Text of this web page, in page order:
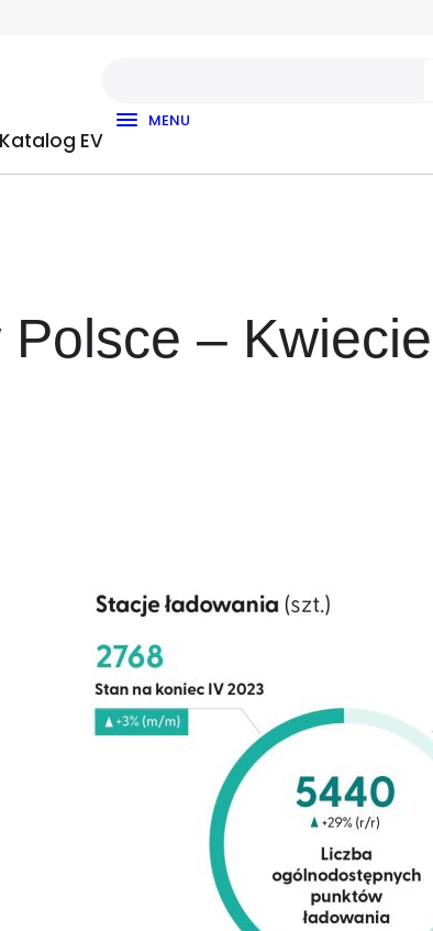
Katalog EV
MENU
–